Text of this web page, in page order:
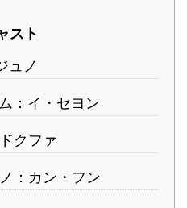
スト
ュノ
：イ・セヨン
クファ
：カン・フン